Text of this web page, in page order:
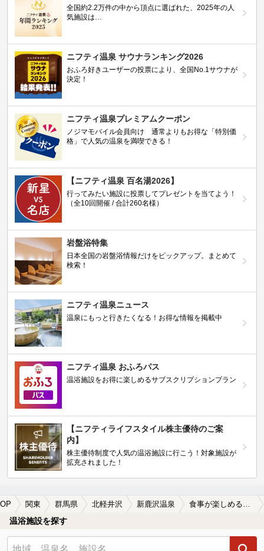
全国約2.2万件の中から頂点に選ばれた、2025年の人
気施設は…
ニフティ温泉 サウナランキング2026
おふろ好きユーザーの投票により、全国No.1サウナが
決定！
ニフティ温泉プレミアムクーポン
ノジマモバイル会員向け 通常よりもお得な「特別価
格」で人気の温泉を満喫できる！
【ニフティ温泉 百名湯2026】
行ってみたい施設に投票してプレゼントを当てよう！
（全10回開催 / 合計260名様）
岩盤浴特集
日本全国の岩盤浴情報だけをピックアップ。まとめて
検索！
ニフティ温泉ニュース
温泉にもっと行きたくなる！お得な情報を掲載中
ニフティ温泉 おふろパス
温浴施設をお得に楽しめるサブスクリプションプラン
【ニフティライフスタイル株主優待のご案
内】
株主優待制度で人気の温浴施設に行こう！対象施設が
拡充されました！
関東 群馬県 北軽井沢 新鹿沢温泉 食事が楽しめる新鹿沢温泉の温泉、日帰り温泉、スーパー銭湯おすすめ
温浴施設を探す